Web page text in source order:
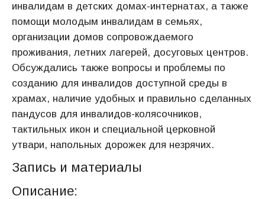
инвалидам в детских домах-интернатах, а также
помощи молодым инвалидам в семьях,
организации домов сопровождаемого
проживания, летних лагерей, досуговых центров.
Обсуждались также вопросы и проблемы по
созданию для инвалидов доступной среды в
храмах, наличие удобных и правильно сделанных
пандусов для инвалидов-колясочников,
тактильных икон и специальной церковной
утвари, напольных дорожек для незрячих.
Запись и материалы
Описание: